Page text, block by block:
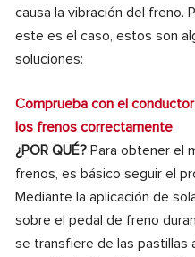
causa la vibración del freno.
este es el caso, estos son
soluciones:
Comprueba con el
los frenos correctamente
¿POR QUÉ? Para obtener el
frenos, es básico seguir el
Mediante la aplicación de
sobre el pedal de freno
se transfiere de las pastillas